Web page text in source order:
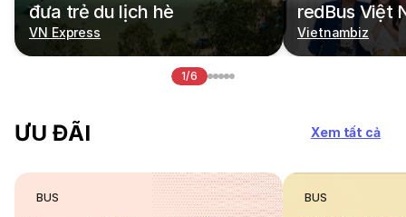
đưa trẻ du lịch hè
VN Express
redBus Việt
Vietnambiz
1/6
ƯU ĐÃI Xem tất cả
BUS BUS